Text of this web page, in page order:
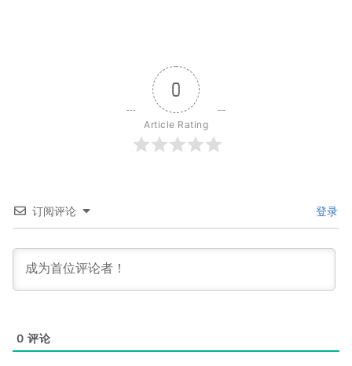
0
Article Rating
订阅评论 登录
0 评论